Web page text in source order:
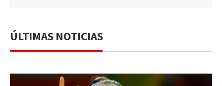
ÚLTIMAS NOTICIAS